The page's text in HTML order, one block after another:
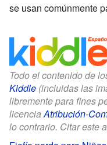
se usan comúnmente
Todo el contenido de
Kiddle (incluidas las
libremente para fines
licenciaAtribución-
lo contrario. Citar este